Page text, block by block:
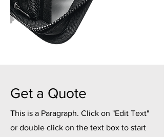
Get a Quote
This is a Paragraph. Click on "Edit Text"
or double click on the text box to start